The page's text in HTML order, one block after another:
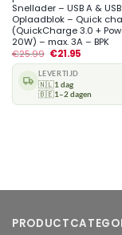
Snellader – USB A &
Oplaadblok – Quick
(QuickCharge 3.0 +
20W) – max. 3A – BPK
€25.99 €21.95
LEVERTIJD
🇳🇱1 dag
🇧🇪1–2 dagen